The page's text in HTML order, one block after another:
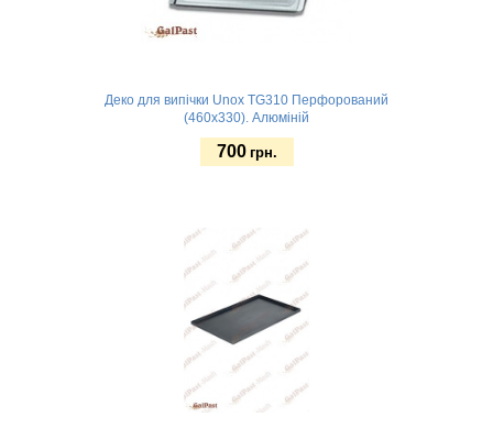
Деко для випічки Unox TG310 Перфорований
(460х330). Алюміній
700 грн.